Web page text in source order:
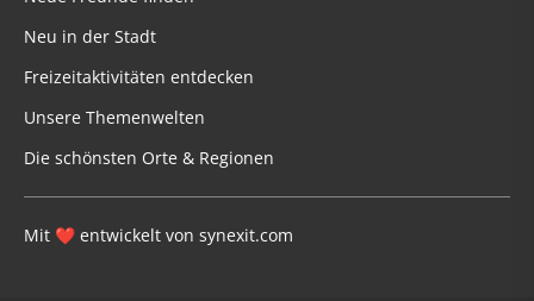
Neu in der Stadt
Freizeitaktivitäten entdecken
Unsere Themenwelten
Die schönsten Orte & Regionen
Mit ❤ entwickelt von synexit.com